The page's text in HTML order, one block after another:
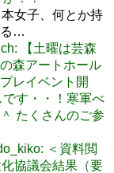
女子、何とか持
る…
【土曜は芸森
森アートホール
レイベント開
す・・！寒軍べ
たくさんのご参
＜資料閲
協議会結果（要